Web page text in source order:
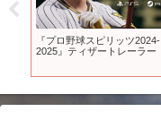
『プロ野球スピリッツ2024-
2025』ティザートレーラー